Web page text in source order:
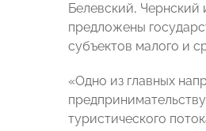
Белевский, Чернский
предложены
субъектов малого и
«Одно из главных
туристического